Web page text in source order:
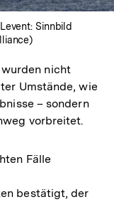
Sinnbild
nicht
Umstände, wie
– sondern
vorbreitet.
Fälle
bestätigt, der